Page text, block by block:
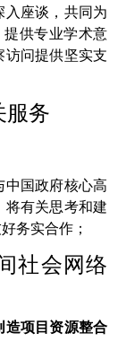
入座谈，共同为
提供专业学术意
访问提供坚实支
服务
中国政府核心高
有关思考和建
务实合作；
社会网络
项目资源整合